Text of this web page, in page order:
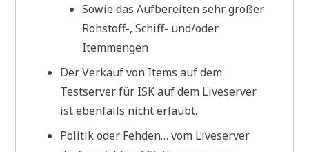
Sowie das Aufbereiten sehr großer
Rohstoff-, Schiff- und/oder
Itemmengen
Der Verkauf von Items auf dem
Testserver für ISK auf dem Liveserver
ist ebenfalls nicht erlaubt.
Politik oder Fehden… vom Liveserver